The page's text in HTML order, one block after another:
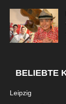
BELIEBTE
Leipzig